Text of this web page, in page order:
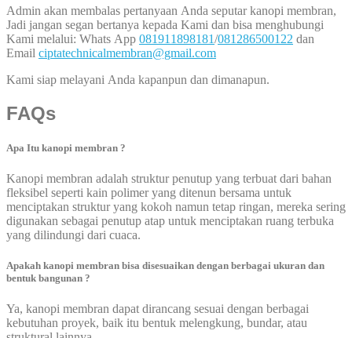
Admin akan membalas pertanyaan Anda seputar kanopi membran,
Jadi jangan segan bertanya kepada Kami dan bisa menghubungi
Kami melalui: Whats App 081911898181/081286500122 dan
Email ciptatechnicalmembran@gmail.com
Kami siap melayani Anda kapanpun dan dimanapun.
FAQs
Apa Itu kanopi membran ?
Kanopi membran adalah struktur penutup yang terbuat dari bahan
fleksibel seperti kain polimer yang ditenun bersama untuk
menciptakan struktur yang kokoh namun tetap ringan, mereka sering
digunakan sebagai penutup atap untuk menciptakan ruang terbuka
yang dilindungi dari cuaca.
Apakah kanopi membran bisa disesuaikan dengan berbagai ukuran dan
bentuk bangunan ?
Ya, kanopi membran dapat dirancang sesuai dengan berbagai
kebutuhan proyek, baik itu bentuk melengkung, bundar, atau